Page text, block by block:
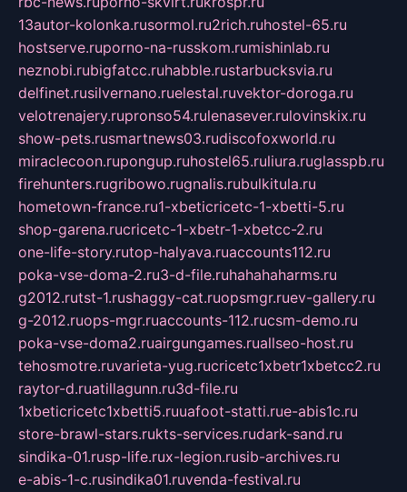
13autor-kolonka.rusormol.ru2rich.ruhostel-65.ru
hostserve.ruporno-na-russkom.rumishinlab.ru
neznobi.rubigfatcc.ruhabble.rustarbucksvia.ru
delfinet.rusilvernano.ruelestal.ruvektor-doroga.ru
velotrenajery.rupronso54.rulenasever.rulovinskix.ru
show-pets.rusmartnews03.rudiscofoxworld.ru
miraclecoon.rupongup.ruhostel65.ruliura.ruglasspb.ru
firehunters.rugribowo.rugnalis.rubulkitula.ru
hometown-france.ru1-xbeticricetc-1-xbetti-5.ru
shop-garena.rucricetc-1-xbetr-1-xbetcc-2.ru
one-life-story.rutop-halyava.ruaccounts112.ru
poka-vse-doma-2.ru3-d-file.ruhahahaharms.ru
g2012.rutst-1.rushaggy-cat.ruopsmgr.ruev-gallery.ru
g-2012.ruops-mgr.ruaccounts-112.rucsm-demo.ru
poka-vse-doma2.ruairgungames.ruallseo-host.ru
tehosmotre.ruvarieta-yug.rucricetc1xbetr1xbetcc2.ru
raytor-d.ruatillagunn.ru3d-file.ru
1xbeticricetc1xbetti5.ruuafoot-statti.rue-abis1c.ru
store-brawl-stars.rukts-services.rudark-sand.ru
sindika-01.rusp-life.rux-legion.rusib-archives.ru
e-abis-1-c.rusindika01.ruvenda-festival.ru